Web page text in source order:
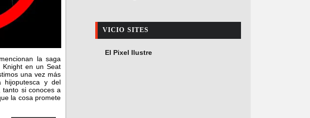
la saga
Knight en un Seat
una vez más
y del
si conoces a
la cosa promete
VICIO SITES
El Pixel Ilustre